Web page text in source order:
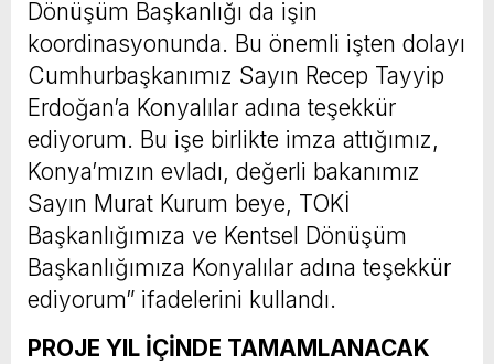
Dönüşüm Başkanlığı da işin
koordinasyonunda. Bu önemli işten dolayı
Cumhurbaşkanımız Sayın Recep Tayyip
Erdoğan’a Konyalılar adına teşekkür
ediyorum. Bu işe birlikte imza attığımız,
Konya’mızın evladı, değerli bakanımız
Sayın Murat Kurum beye, TOKİ
Başkanlığımıza ve Kentsel Dönüşüm
Başkanlığımıza Konyalılar adına teşekkür
ediyorum” ifadelerini kullandı.
PROJE YIL İÇİNDE TAMAMLANACAK